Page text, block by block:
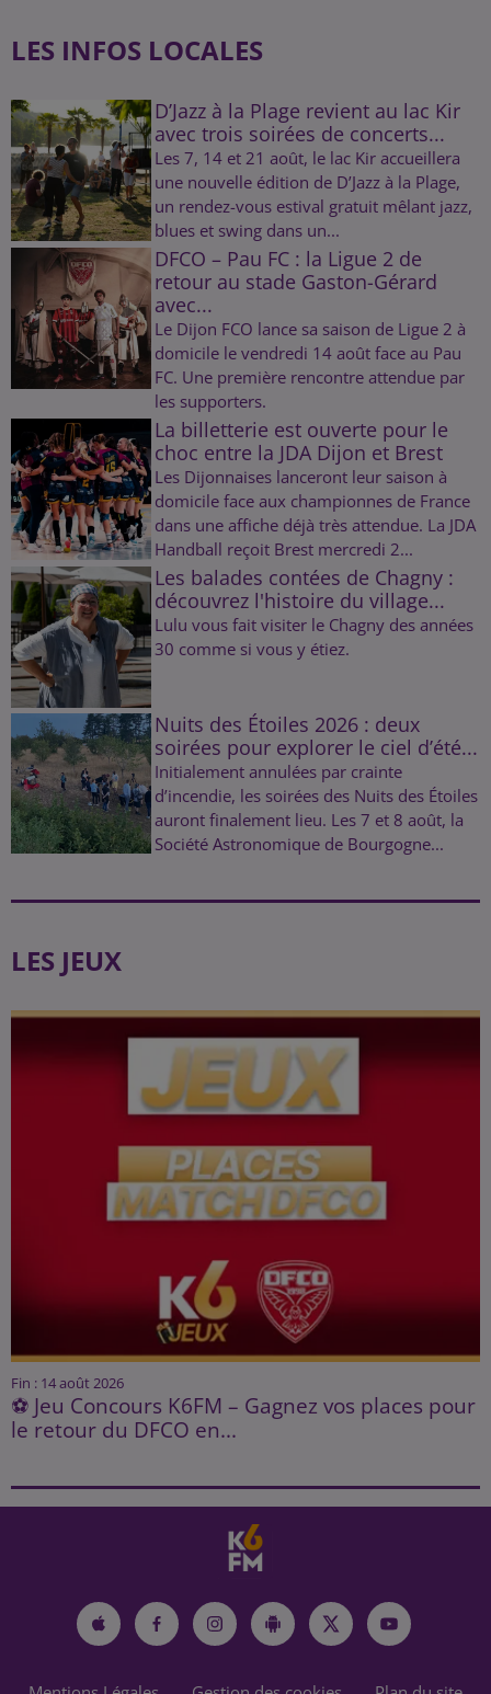
LES INFOS LOCALES
D’Jazz à la Plage revient au lac Kir
avec trois soirées de concerts...
Les 7, 14 et 21 août, le lac Kir accueillera
une nouvelle édition de D’Jazz à la Plage,
un rendez-vous estival gratuit mêlant jazz,
blues et swing dans un...
DFCO – Pau FC : la Ligue 2 de
retour au stade Gaston-Gérard
avec...
Le Dijon FCO lance sa saison de Ligue 2 à
domicile le vendredi 14 août face au Pau
FC. Une première rencontre attendue par
les supporters.
La billetterie est ouverte pour le
choc entre la JDA Dijon et Brest
Les Dijonnaises lanceront leur saison à
domicile face aux championnes de France
dans une affiche déjà très attendue. La JDA
Handball reçoit Brest mercredi 2...
Les balades contées de Chagny :
découvrez l'histoire du village...
Lulu vous fait visiter le Chagny des années
30 comme si vous y étiez.
Nuits des Étoiles 2026 : deux
soirées pour explorer le ciel d’été...
Initialement annulées par crainte
d’incendie, les soirées des Nuits des Étoiles
auront finalement lieu. Les 7 et 8 août, la
Société Astronomique de Bourgogne...
LES JEUX
Fin : 14 août 2026
⚽ Jeu Concours K6FM – Gagnez vos places pour
le retour du DFCO en...